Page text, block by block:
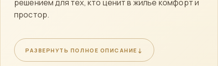
решением для тех, кто ценит в жилье комфорт и
простор.
проекту КД-1600 от «Сканди Экодом» входит не
только разработка технической документации и
РАЗВЕРНУТЬ ПОЛНОЕ ОПИСАНИЕ ↓